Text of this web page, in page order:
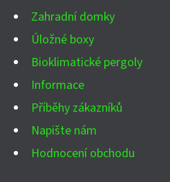
Zahradní domky
Úložné boxy
Bioklimatické pergoly
Informace
Příběhy zákazníků
Napište nám
Hodnocení obchodu